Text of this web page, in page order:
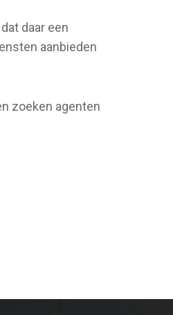
daar een
aanbieden
zoeken agenten